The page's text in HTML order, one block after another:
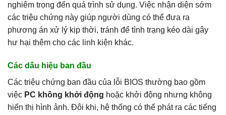
nghiêm trọng đến quá trình sử dụng. Việc nhận diện sớm
các triệu chứng này giúp người dùng có thể đưa ra
phương án xử lý kịp thời, tránh để tình trạng kéo dài gây
hư hại thêm cho các linh kiện khác.
Các dấu hiệu ban đầu
Các triệu chứng ban đầu của lỗi BIOS thường bao gồm
việc PC không khởi động hoặc khởi động nhưng không
hiển thị hình ảnh. Đôi khi, hệ thống có thể phát ra các tiếng